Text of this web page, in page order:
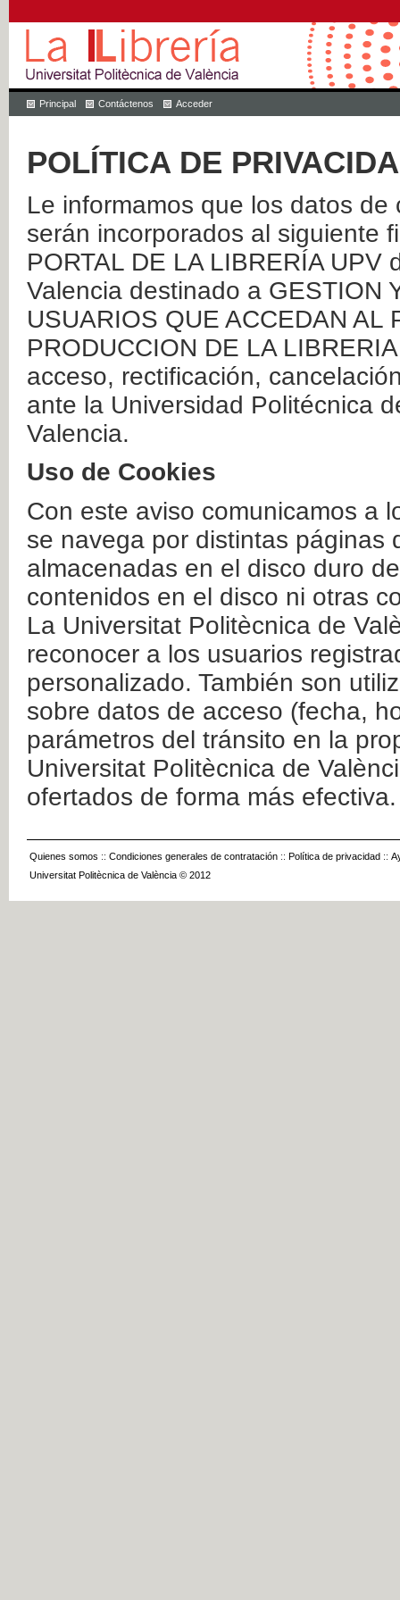
Principal Contáctenos Acceder
POLÍTICA DE
Le informamos que los datos
serán incorporados al siguiente
PORTAL DE LA LIBRERÍA
Valencia destinado a GESTION
USUARIOS QUE ACCEDAN AL
PRODUCCION DE LA
acceso, rectificación,
ante la Universidad Politécnica
Valencia.
Uso de Cookies
Con este aviso comunicamos a
se navega por distintas páginas
almacenadas en el disco duro
contenidos en el disco ni otras
La Universitat Politècnica de
reconocer a los usuarios
personalizado. También son
sobre datos de acceso (fecha,
parámetros del tránsito en la
Universitat Politècnica de
ofertados de forma más efectiva.
Quienes somos :: Condiciones generales de contratación :: Política de privacidad ::
Universitat Politècnica de València © 2012